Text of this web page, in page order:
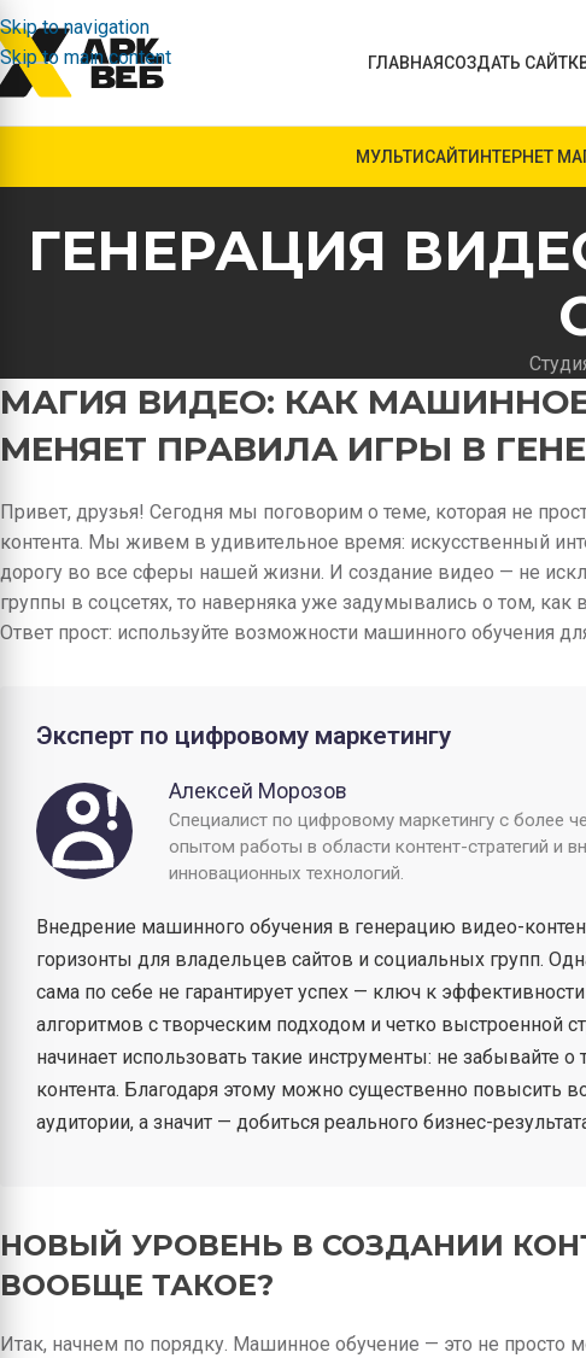
Skip to navigation
Skip to main content
ГЛАВНАЯСОЗДАТЬ САЙТ
МУЛЬТИСАЙТИНТЕРНЕТ
ГЕНЕРАЦИЯ
МАГИЯ ВИДЕО: КАК
МЕНЯЕТ ПРАВИЛА ИГРЫ В
Привет, друзья! Сегодня мы поговорим о теме, которая не
контента. Мы живем в удивительное время: искусственный
дорогу во все сферы нашей жизни. И создание видео — не
группы в соцсетях, то наверняка уже задумывались о том,
Ответ прост: используйте возможности машинного обучения
Эксперт по цифровому маркетингу
Алексей Морозов
Специалист по цифровому маркетингу с более
опытом работы в области контент-стратегий и
инновационных технологий.
Внедрение машинного обучения в генерацию видео-
горизонты для владельцев сайтов и социальных групп.
сама по себе не гарантирует успех — ключ к
алгоритмов с творческим подходом и четко выстроенной
начинает использовать такие инструменты: не забывайте о
контента. Благодаря этому можно существенно повысить
аудитории, а значит — добиться реального бизнес-
НОВЫЙ УРОВЕНЬ В СОЗДАНИИ
ВООБЩЕ ТАКОЕ?
Итак, начнем по порядку. Машинное обучение — это не просто